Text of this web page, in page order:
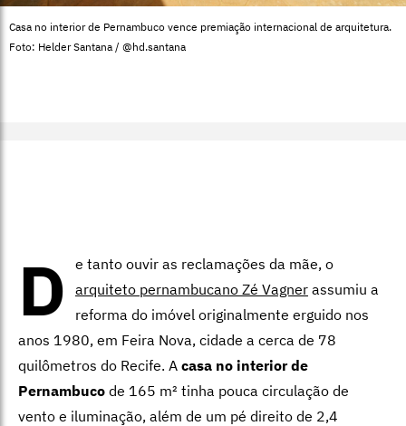
Casa no interior de Pernambuco vence premiação internacional de arquitetura.
Foto: Helder Santana / @hd.santana
D
e tanto ouvir as reclamações da mãe, o
arquiteto pernambucano Zé Vagner assumiu a
reforma do imóvel originalmente erguido nos
anos 1980, em Feira Nova, cidade a cerca de 78
quilômetros do Recife. A casa no interior de
Pernambuco de 165 m² tinha pouca circulação de
vento e iluminação, além de um pé direito de 2,4